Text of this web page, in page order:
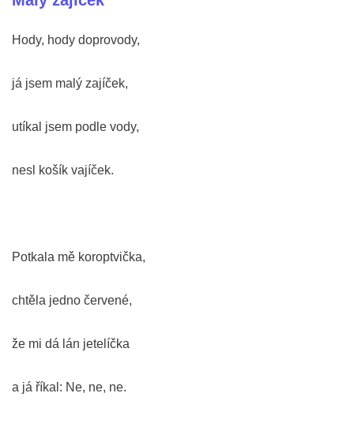
Hody, hody doprovody,
já jsem malý zajíček,
utíkal jsem podle vody,
nesl košík vajíček.
Potkala mě koroptvička,
chtěla jedno červené,
že mi dá lán jetelíčka
a já říkal: Ne, ne, ne.